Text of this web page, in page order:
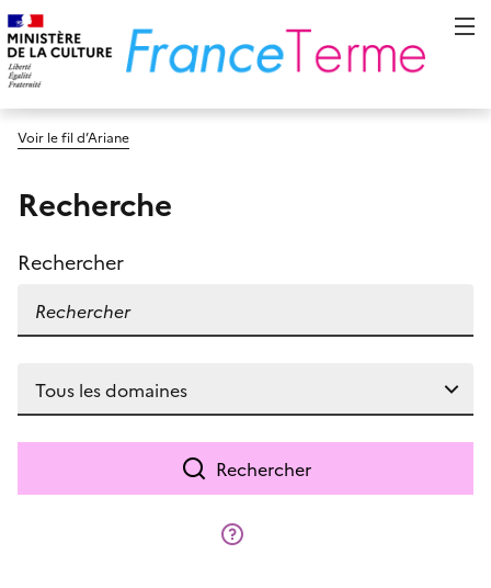
Voir le fil d’Ariane
Recherche
Rechercher
Rechercher